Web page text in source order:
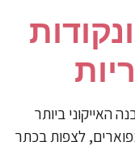
ביותר
לצפות בכתר